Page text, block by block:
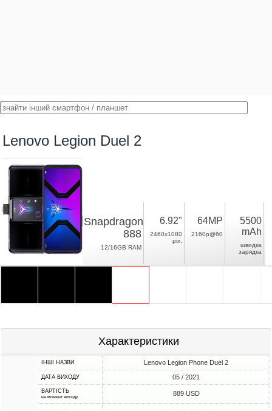
Lenovo Legion Duel 2
Snapdragon
888
12/16GB RAM
6.92"
2460x1080
pix.
64MP
2160p@60
5500
mAh
швидка
зарядка
Характеристики
ІНШІ НАЗВИ Lenovo Legion Phone Duel 2
ДАТА ВИХОДУ 05 / 2021
ВАРТІСТЬ
на момент виходу 889 USD